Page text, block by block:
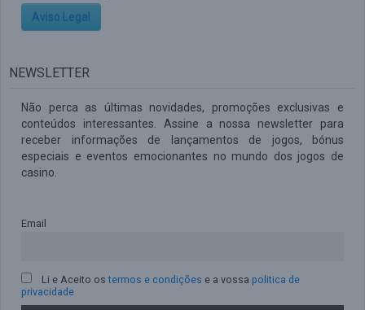
Aviso Legal
NEWSLETTER
Não perca as últimas novidades, promoções exclusivas e
conteúdos interessantes. Assine a nossa newsletter para
receber informações de lançamentos de jogos, bónus
especiais e eventos emocionantes no mundo dos jogos de
casino.
Email
Li e Aceito ostermos e condições e a vossa politica de
privacidade